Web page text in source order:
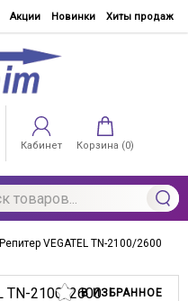
Акции Новинки Хиты продаж
Кабинет Корзина (0)
Репитер VEGATEL TN-2100/2600
В ИЗБРАННОЕ